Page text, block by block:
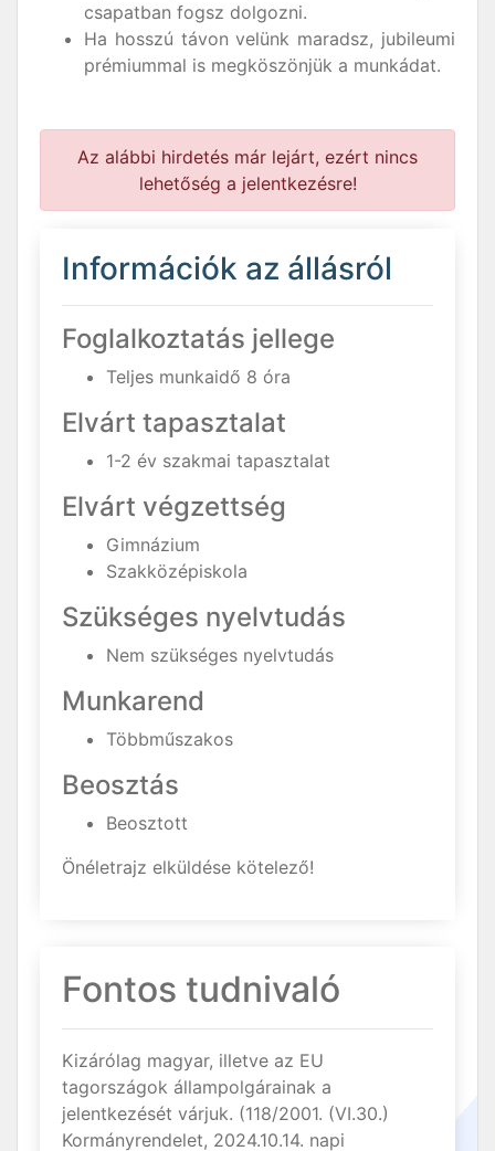
csapatban fogsz dolgozni.
Ha hosszú távon velünk maradsz, jubileumi
prémiummal is megköszönjük a munkádat.
Az alábbi hirdetés már lejárt, ezért nincs
lehetőség a jelentkezésre!
Információk az állásról
Foglalkoztatás jellege
Teljes munkaidő 8 óra
Elvárt tapasztalat
1-2 év szakmai tapasztalat
Elvárt végzettség
Gimnázium
Szakközépiskola
Szükséges nyelvtudás
Nem szükséges nyelvtudás
Munkarend
Többműszakos
Beosztás
Beosztott
Önéletrajz elküldése kötelező!
Fontos tudnivaló
Kizárólag magyar, illetve az EU
tagországok állampolgárainak a
jelentkezését várjuk. (118/2001. (VI.30.)
Kormányrendelet, 2024.10.14. napi